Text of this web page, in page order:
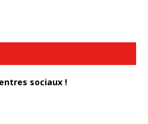
sociaux !